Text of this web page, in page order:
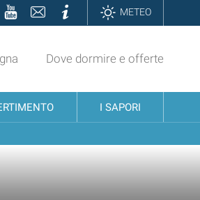
YouTubeContattiInformazioniMETEO
Dove dormire e offerte
I SAPORI